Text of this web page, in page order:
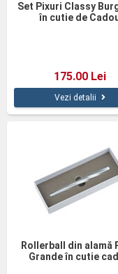
Set Pixuri Classy
în cutie de
175.00 Lei
Vezi detalii
Rollerball din alamă
Grande în cutie